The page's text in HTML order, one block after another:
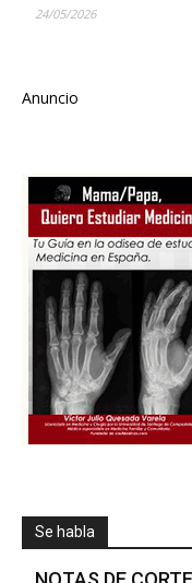
24/05/2026
Anuncio
Se habla